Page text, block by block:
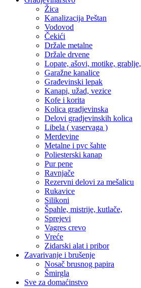
Žica
Kanalizacija Peštan
Vodovod
Čekići
Držale metalne
Držale drvene
Lopate, ašovi, motike, grablje,
Garažne kanalice
Građevinski lepak
Kanapi, užad, vezice
Kofe i korita
Kolica gradjevinska
Delovi gradjevinskih kolica
Libela ( vaservaga )
Merdevine
Metalne i pvc šahte
Poliesterski kanap
Pur pene
Ravnjače
Rezervni delovi za mešalicu
Rukavice
Silikoni
Špahle, mistrije, kutlače,
Sprejevi
Vagres crevo
Vreće
Zidarski alat i pribor
Zavarivanje i brušenje
Nosač brusnog papira
Šmirgla
Sve za domaćinstvo